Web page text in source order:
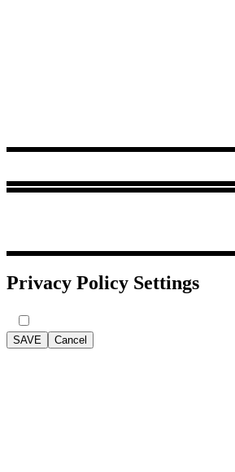
Privacy Policy Settings
SAVE Cancel